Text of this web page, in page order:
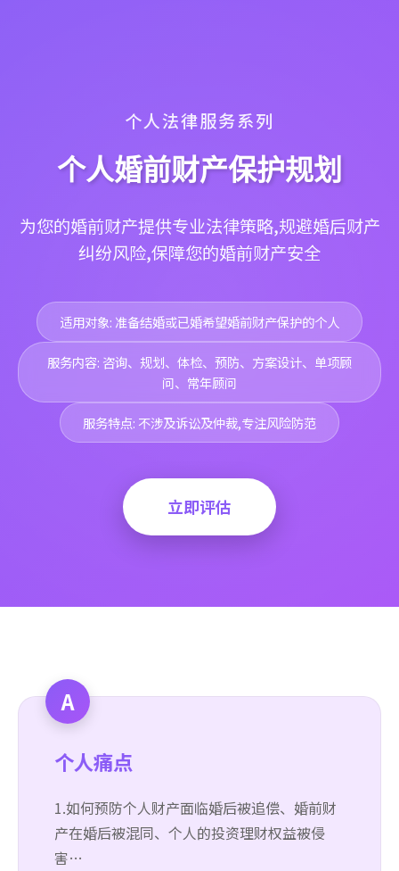
个人法律服务系列
个人婚前财产保护规划
为您的婚前财产提供专业法律策略,规避婚后财产
纠纷风险,保障您的婚前财产安全
适用对象: 准备结婚或已婚希望婚前财产保护的个人
服务内容: 咨询、规划、体检、预防、方案设计、单项顾
问、常年顾问
服务特点: 不涉及诉讼及仲裁,专注风险防范
立即评估
A
个人痛点
1.如何预防个人财产面临婚后被追偿、婚前财
产在婚后被混同、个人的投资理财权益被侵
害…